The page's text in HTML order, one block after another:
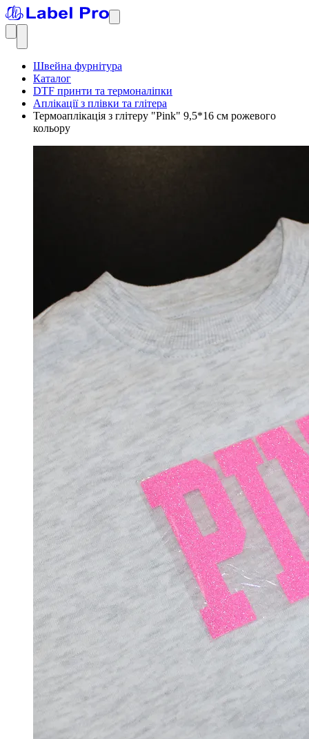
Швейна фурнітура
Каталог
DTF принти та термоналіпки
Аплікації з плівки та глітера
Термоаплікація з глітеру "Pink" 9,5*16 см рожевого
кольору